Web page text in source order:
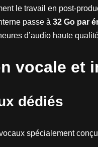
le travail en post-
passe à 32 Go par
d’audio haute
vocale et
dédiés
spécialement